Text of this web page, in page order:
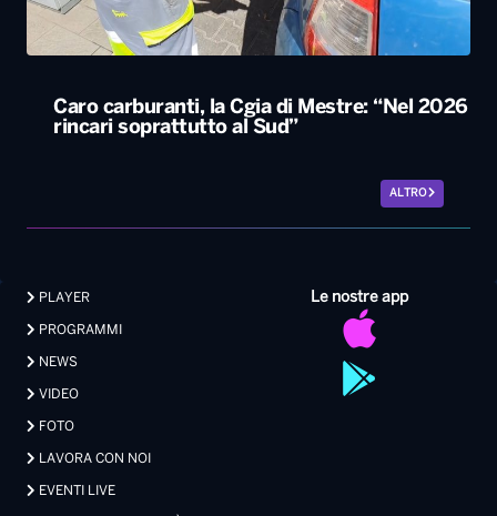
Caro carburanti, la Cgia di Mestre: “Nel 2026
rincari soprattutto al Sud”
ALTRO
Le nostre app
PLAYER
PROGRAMMI
NEWS
VIDEO
FOTO
LAVORA CON NOI
EVENTI LIVE